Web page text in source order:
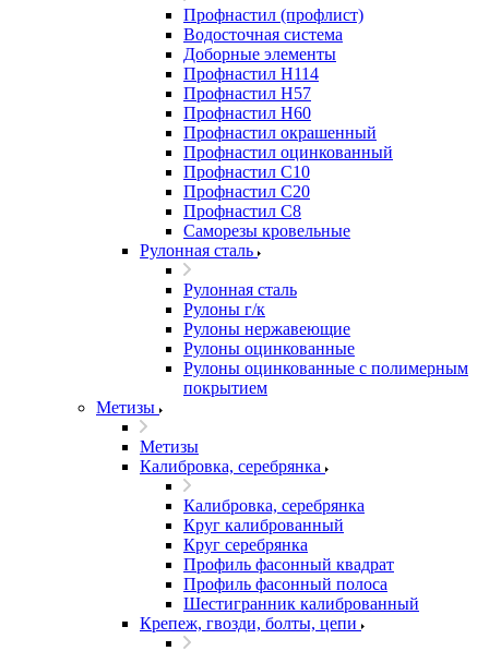
Профнастил (профлист)
Водосточная система
Доборные элементы
Профнастил Н114
Профнастил Н57
Профнастил Н60
Профнастил окрашенный
Профнастил оцинкованный
Профнастил С10
Профнастил С20
Профнастил С8
Саморезы кровельные
Рулонная сталь
Рулонная сталь
Рулоны г/к
Рулоны нержавеющие
Рулоны оцинкованные
Рулоны оцинкованные с полимерным
покрытием
Метизы
Метизы
Калибровка, серебрянка
Калибровка, серебрянка
Круг калиброванный
Круг серебрянка
Профиль фасонный квадрат
Профиль фасонный полоса
Шестигранник калиброванный
Крепеж, гвозди, болты, цепи